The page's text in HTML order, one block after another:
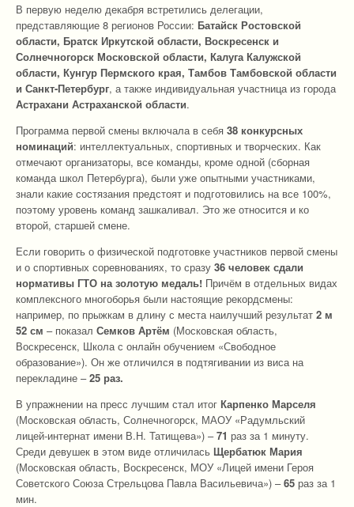
В первую неделю декабря встретились делегации,
представляющие 8 регионов России: Батайск Ростовской
области, Братск Иркутской области, Воскресенск и
Солнечногорск Московской области, Калуга Калужской
области, Кунгур Пермского края, Тамбов Тамбовской области
и Санкт-Петербург, а также индивидуальная участница из города
Астрахани Астраханской области.
Программа первой смены включала в себя 38 конкурсных
номинаций: интеллектуальных, спортивных и творческих. Как
отмечают организаторы, все команды, кроме одной (сборная
команда школ Петербурга), были уже опытными участниками,
знали какие состязания предстоят и подготовились на все 100%,
поэтому уровень команд зашкаливал. Это же относится и ко
второй, старшей смене.
Если говорить о физической подготовке участников первой смены
и о спортивных соревнованиях, то сразу 36 человек сдали
нормативы ГТО на золотую медаль! Причём в отдельных видах
комплексного многоборья были настоящие рекордсмены:
например, по прыжкам в длину с места наилучший результат 2 м
52 см – показал Семков Артём (Московская область,
Воскресенск, Школа с онлайн обучением «Свободное
образование»). Он же отличился в подтягивании из виса на
перекладине –25 раз.
В упражнении на пресс лучшим стал итог Карпенко Марселя
(Московская область, Солнечногорск, МАОУ «Радумльский
лицей-интернат имени В.Н. Татищева») –71 раз за 1 минуту.
Среди девушек в этом виде отличилась Щербатюк Мария
(Московская область, Воскресенск, МОУ «Лицей имени Героя
Советского Союза Стрельцова Павла Васильевича») –65 раз за 1
мин.